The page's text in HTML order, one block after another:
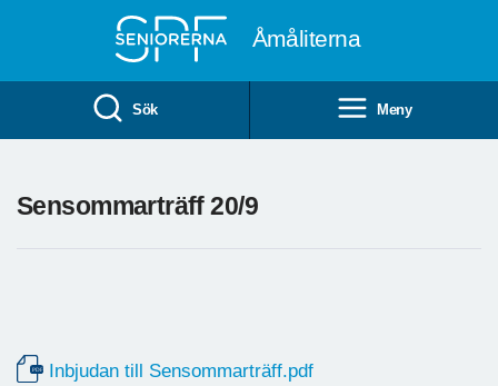
Åmåliterna
Sök Meny
Sensommarträff 20/9
Inbjudan till Sensommarträff.pdf